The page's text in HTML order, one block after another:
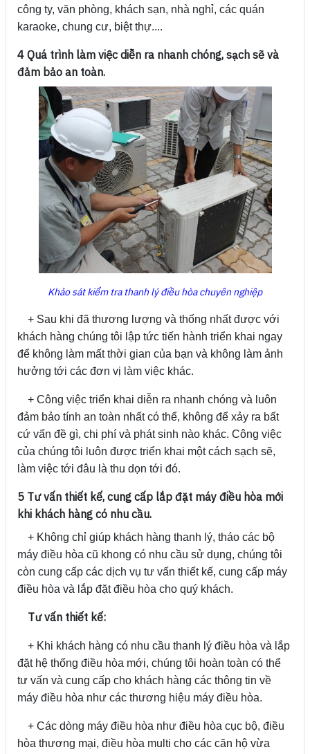
công ty, văn phòng, khách sạn, nhà nghỉ, các quán
karaoke, chung cư, biệt thự....
4 Quá trình làm việc diễn ra nhanh chóng, sạch sẽ và
đảm bảo an toàn.
Khảo sát kiểm tra thanh lý điều hòa chuyên nghiệp
+ Sau khi đã thương lượng và thống nhất được với
khách hàng chúng tôi lập tức tiến hành triển khai ngay
để không làm mất thời gian của bạn và không làm ảnh
hưởng tới các đơn vị làm việc khác.
+ Công việc triển khai diễn ra nhanh chóng và luôn
đảm bảo tính an toàn nhất có thể, không để xảy ra bất
cứ vấn đề gì, chi phí và phát sinh nào khác. Công việc
của chúng tôi luôn được triển khai một cách sạch sẽ,
làm việc tới đâu là thu dọn tới đó.
5 Tư vấn thiết kế, cung cấp lắp đặt máy điều hòa mới
khi khách hàng có nhu cầu.
+ Không chỉ giúp khách hàng thanh lý, tháo các bộ
máy điều hòa cũ khong có nhu cầu sử dụng, chúng tôi
còn cung cấp các dịch vụ tư vấn thiết kế, cung cấp máy
điều hòa và lắp đặt điều hòa cho quý khách.
Tư vấn thiết kế:
+ Khi khách hàng có nhu cầu thanh lý điều hòa và lắp
đặt hệ thống điều hòa mới, chúng tôi hoàn toàn có thể
tư vấn và cung cấp cho khách hàng các thông tin về
máy điều hòa như các thương hiệu máy điều hòa.
+ Các dòng máy điều hòa như điều hòa cục bộ, điều
hòa thương mại, điều hòa multi cho các căn hộ vừa